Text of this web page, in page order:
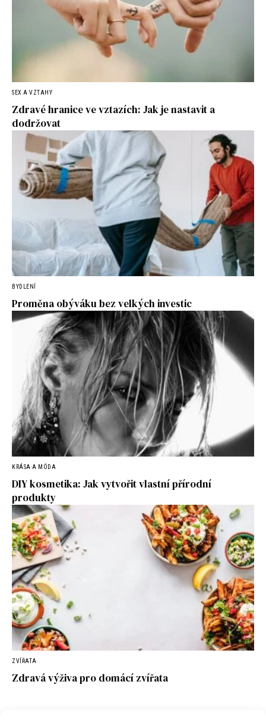
SEX A VZTAHY
Zdravé hranice ve vztazích: Jak je nastavit a
dodržovat
BYDLENÍ
Proměna obýváku bez velkých investic
KRÁSA A MÓDA
DIY kosmetika: Jak vytvořit vlastní přírodní
produkty
ZVÍŘATA
Zdravá výživa pro domácí zvířata